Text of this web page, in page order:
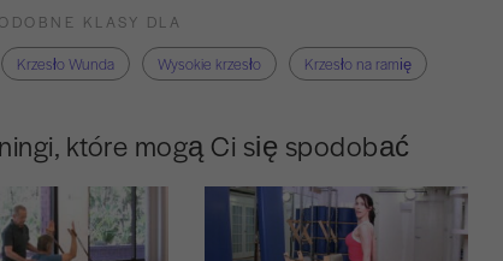
KLASY DLA
Krzesło Wunda Wysokie krzesło Krzesło na ramię
które mogą Ci się spodobać